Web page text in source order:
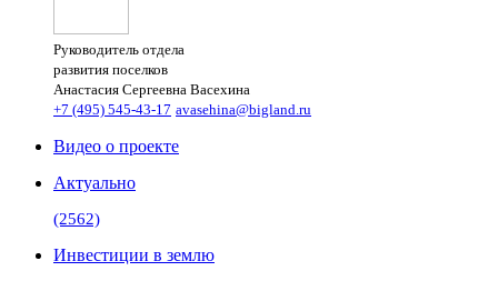
Руководитель отдела
развития поселков
Анастасия Сергеевна Васехина
+7 (495) 545-43-17 avasehina@bigland.ru
Видео о проекте
Актуально
(2562)
Инвестиции в землю